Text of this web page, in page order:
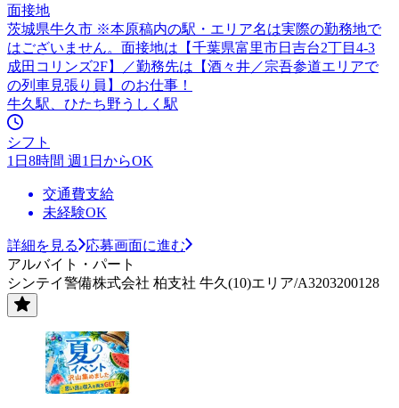
面接地
茨城県牛久市 ※本原稿内の駅・エリア名は実際の勤務地で
はございません。面接地は【千葉県富里市日吉台2丁目4-3
成田コリンズ2F】／勤務先は【酒々井／宗吾参道エリアで
の列車見張り員】のお仕事！
牛久駅、ひたち野うしく駅
シフト
1日8時間 週1日からOK
交通費支給
未経験OK
詳細を見る
応募画面に進む
アルバイト・パート
シンテイ警備株式会社 柏支社 牛久(10)エリア/A3203200128